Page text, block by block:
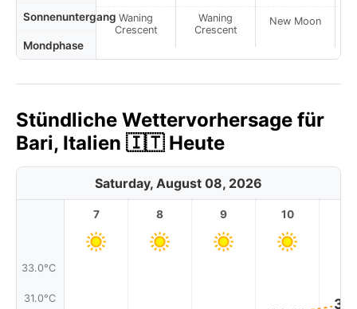
Sonnenuntergang
Mondphase
Waning
Crescent
Waning
Crescent
New Moon
Stündliche Wettervorhersage für
Bari, Italien 🇮🇹 Heute
Saturday, August 08, 2026
33.0°C
31.0°C
7 8 9 10